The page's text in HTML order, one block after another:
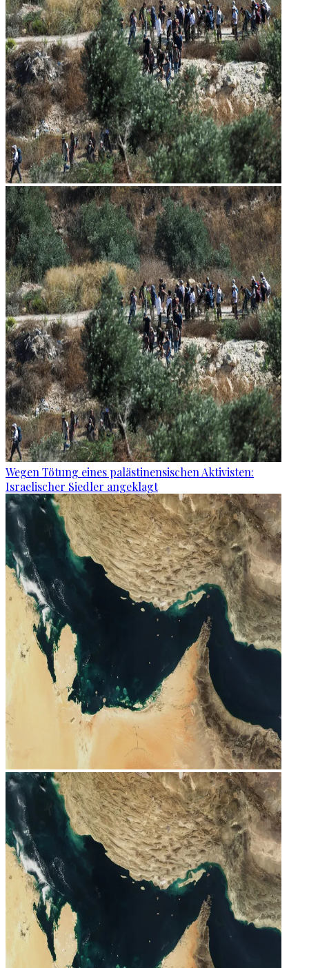
Wegen Tötung eines palästinensischen Aktivisten:
Israelischer Siedler angeklagt